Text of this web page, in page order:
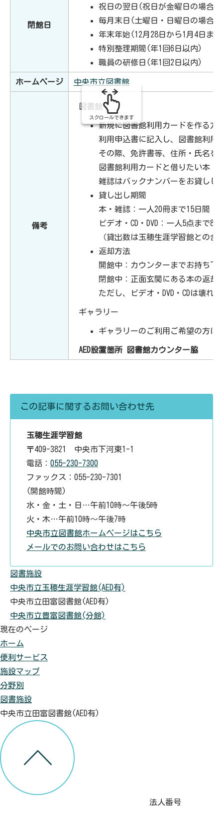
閉館日
祝日の翌日(祝日が金曜日の場合
毎月末日(土曜日・日曜日の場合
年末年始(12月28日から1月4日ま
特別整理期間(年1回6日以内)
職員の研修日(年1回2日以内)
ホームページ 中央市立図書館
備考
図書館
新規に図書館利用カードを作る方
利用申込書に記入し、図書館利用
その際、免許書等、住所・氏名を
図書館利用カードと借りたい本・
雑誌はバックナンバーをお貸しし
貸し出し期間
本・雑誌：一人20冊まで15日間
ビデオ・CD・DVD：一人5点まで8
（貸出数は玉穂生涯学習館との合
返却方法
開館中：カウンターまでお持ち下
閉館中：正面玄関にある本の返却
ただし、ビデオ・DVD・CDは壊
ギャラリー
ギャラリーのご利用ご希望の方は
AED設置箇所 図書館カウンター脇
スクロールできます
この記事に関するお問い合わせ先
玉穂生涯学習館
〒409-3821 中央市下河東1-1
電話： 055-230-7300
ファックス：055-230-7301
(開館時間)
水・金・土・日…午前10時～午後5時
火・木…午前10時～午後7時
中央市立図書館ホームページはこちら
メールでのお問い合わせはこちら
図書施設
中央市立玉穂生涯学習館(AED有)
中央市立田富図書館(AED有)
中央市立豊富図書館(分館)
現在のページ
ホーム
便利サービス
施設マップ
分野別
図書施設
中央市立田富図書館(AED有)
法人番号